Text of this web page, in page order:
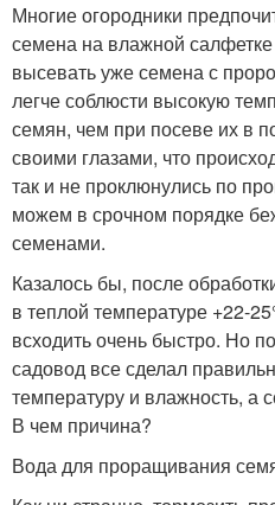
Многие огородники
семена на влажной
высевать уже семена с
легче соблюсти высокую
семян, чем при посеве их в
своими глазами, что
так и не проклюнулись по
можем в срочном порядке
семенами.
Казалось бы, после
в теплой температуре +22-
всходить очень быстро. Но
садовод все сделал
температуру и влажность, а
В чем причина?
Вода для проращивания